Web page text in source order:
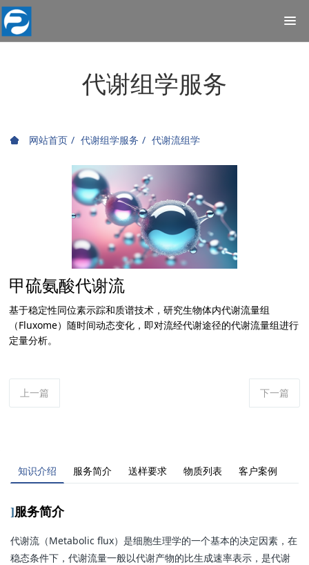
代谢组学服务
网站首页 代谢组学服务 代谢流组学
甲硫氨酸代谢流
基于稳定性同位素示踪和质谱技术，研究生物体内代谢流量组
（Fluxome）随时间动态变化，即对流经代谢途径的代谢流量组进行
定量分析。
上一篇 下一篇
知识介绍 服务简介 送样要求 物质列表 客户案例
]服务简介
代谢流（Metabolic flux）是细胞生理学的一个基本的决定因素，在
稳态条件下，代谢流量一般以代谢产物的比生成速率表示，是代谢